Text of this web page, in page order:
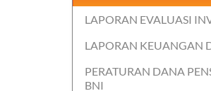
LAPORAN EVALUASI
LAPORAN KEUANGAN
PERATURAN DANA
BNI